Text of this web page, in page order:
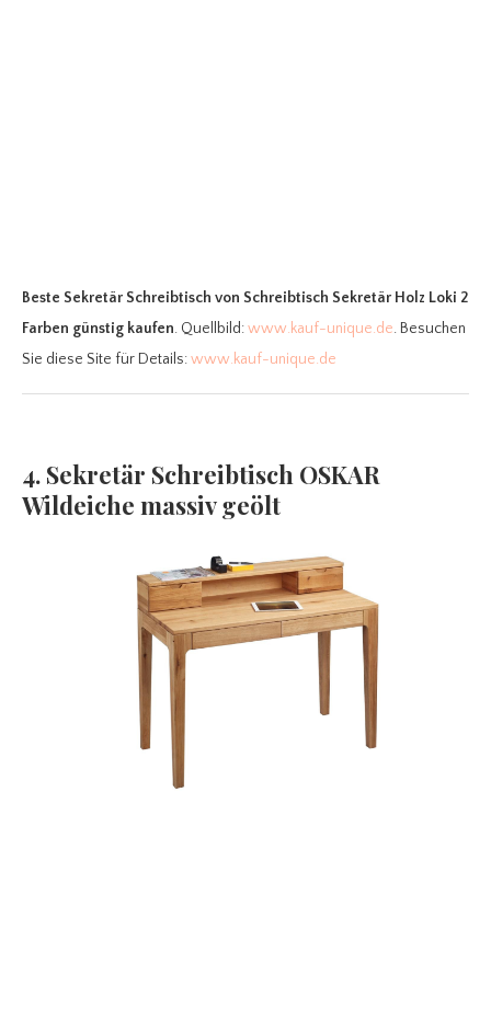
Beste Sekretär Schreibtisch von Schreibtisch Sekretär Holz Loki 2
Farben günstig kaufen. Quellbild:www.kauf-unique.de. Besuchen
Sie diese Site für Details:www.kauf-unique.de
4. Sekretär Schreibtisch OSKAR
Wildeiche massiv geölt